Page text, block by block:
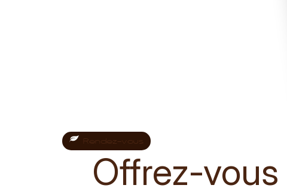
Rendez-vous
Offrez-